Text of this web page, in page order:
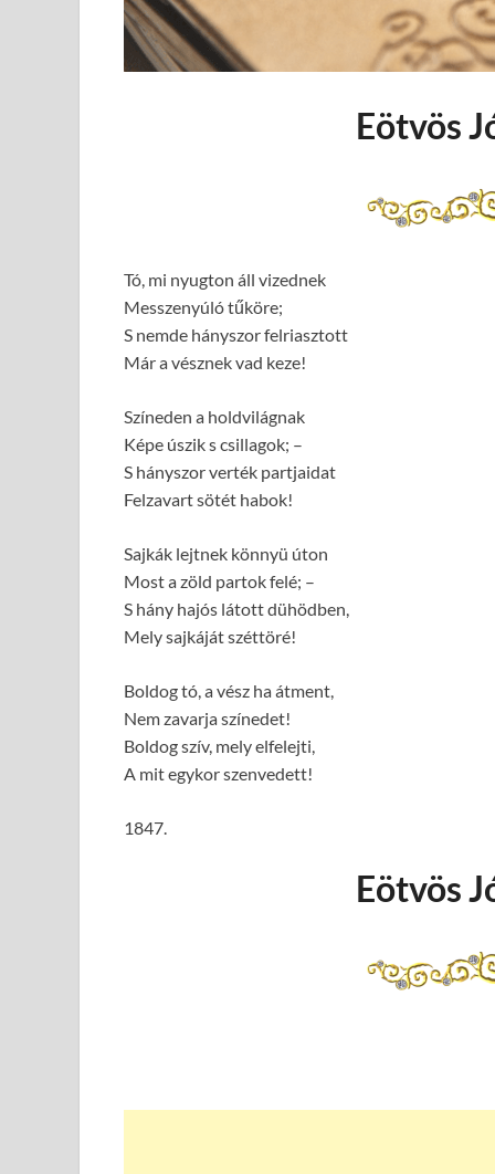
Eötvös
Tó, mi nyugton áll vizednek
Messzenyúló tűköre;
S nemde hányszor felriasztott
Már a vésznek vad keze!
Színeden a holdvilágnak
Képe úszik s csillagok; –
S hányszor verték partjaidat
Felzavart sötét habok!
Sajkák lejtnek könnyü úton
Most a zöld partok felé; –
S hány hajós látott dühödben,
Mely sajkáját széttöré!
Boldog tó, a vész ha átment,
Nem zavarja színedet!
Boldog szív, mely elfelejti,
A mit egykor szenvedett!
1847.
Eötvös